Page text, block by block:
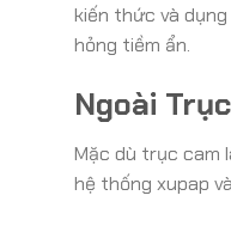
kiến thức và
hỏng tiềm ẩn.
Ngoài
Mặc dù trục cam
hệ thống xupap